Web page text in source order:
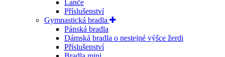
Lanče
Příslušenství
Gymnastická bradla
Pánská bradla
Dámská bradla o nestejné výšce žerdi
Příslušenství